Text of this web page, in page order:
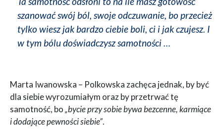
szanować swój ból, swoje odczuwanie, bo przecież
tylko wiesz jak bardzo ciebie boli, ci i jak czujesz. I
w tym bólu doświadczysz samotności …
Marta Iwanowska – Polkowska zachęca jednak, by być
dla siebie wyrozumiałym oraz by przetrwać tę
samotność, bo„bycie przy sobie bywa bezcenne, karmiące
i dodające pewności siebie”.